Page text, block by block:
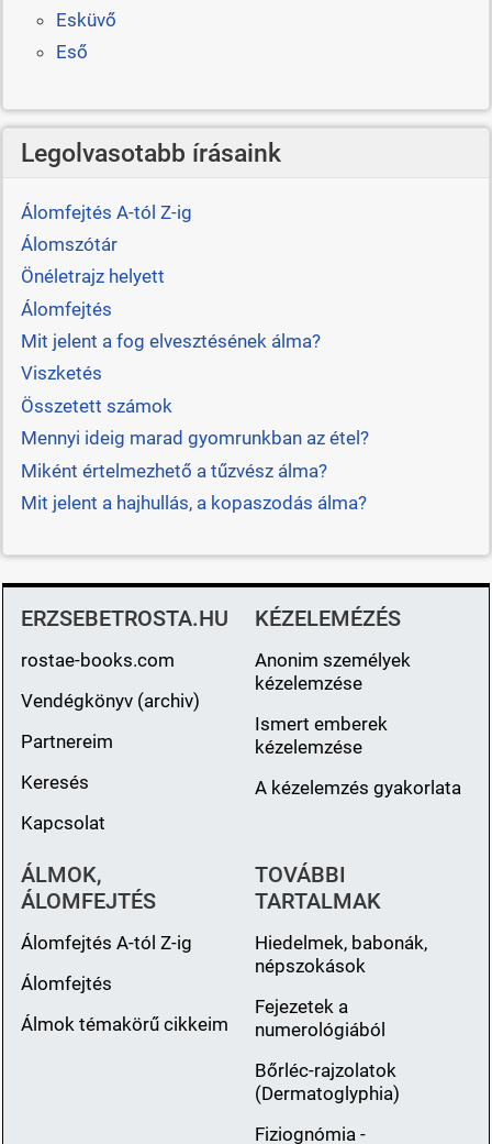
Esküvő
Eső
Legolvasotabb írásaink
Álomfejtés A-tól Z-ig
Álomszótár
Önéletrajz helyett
Álomfejtés
Mit jelent a fog elvesztésének álma?
Viszketés
Összetett számok
Mennyi ideig marad gyomrunkban az étel?
Miként értelmezhető a tűzvész álma?
Mit jelent a hajhullás, a kopaszodás álma?
ERZSEBETROSTA.HU
rostae-books.com
Vendégkönyv (archiv)
Partnereim
Keresés
Kapcsolat
KÉZELEMÉZÉS
Anonim személyek
kézelemzése
Ismert emberek
kézelemzése
A kézelemzés gyakorlata
ÁLMOK,
ÁLOMFEJTÉS
Álomfejtés A-tól Z-ig
Álomfejtés
Álmok témakörű cikkeim
TOVÁBBI
TARTALMAK
Hiedelmek, babonák,
népszokások
Fejezetek a
numerológiából
Bőrléc-rajzolatok
(Dermatoglyphia)
Fiziognómia -